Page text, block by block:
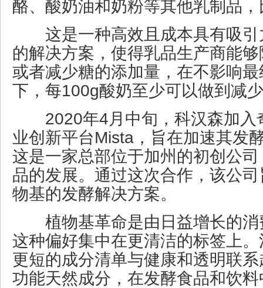
酪、酸奶油和奶粉等其他乳制品
这是一种高效且成本具有吸引
的解决方案，使得乳品生产商能
或者减少糖的添加量，在不影响
下，每100g酸奶至少可以做到减
2020年4月中旬，科汉森加入
业创新平台Mista，旨在加速其发
这是一家总部位于加州的初创公
品的发展。通过这次合作，该公
物基的发酵解决方案。
植物基革命是由日益增长的消
这种偏好集中在更清洁的标签上
更短的成分清单与健康和透明联
功能天然成分，在发酵食品和饮